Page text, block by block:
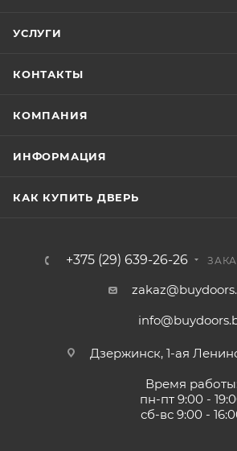
УСЛУГИ
КОНТАКТЫ
КОМПАНИЯ
ИНФОРМАЦИЯ
КАК КУПИТЬ ДВЕРЬ
+375 (29) 639-26-26
Дзержинск, 1-ая
Время
пн-пт 9:00 -
сб-вс 9:00 -